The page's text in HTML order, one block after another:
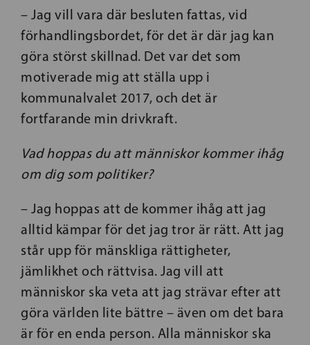
– Jag vill vara där besluten fattas, vid
förhandlingsbordet, för det är där jag kan
göra störst skillnad. Det var det som
motiverade mig att ställa upp i
kommunalvalet 2017, och det är
fortfarande min drivkraft.
Vad hoppas du att människor kommer ihåg
om dig som politiker?
– Jag hoppas att de kommer ihåg att jag
alltid kämpar för det jag tror är rätt. Att jag
står upp för mänskliga rättigheter,
jämlikhet och rättvisa. Jag vill att
människor ska veta att jag strävar efter att
göra världen lite bättre – även om det bara
är för en enda person. Alla människor ska